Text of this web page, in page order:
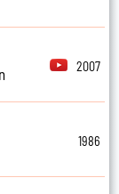
2007
1986